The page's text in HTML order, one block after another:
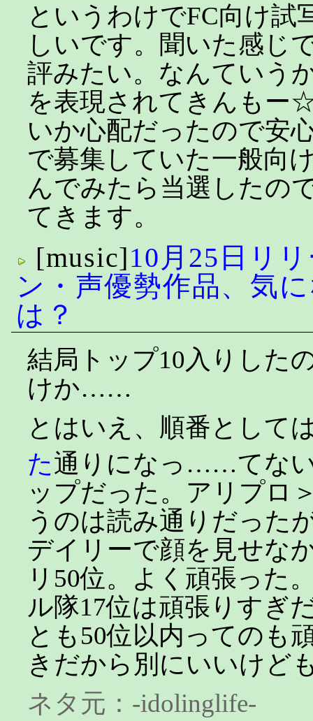
というわけでFC向け試
しいです。聞いた感じ
評みたい。なんていう
を表現されてきんもー
いか心配だったので安
で募集していた一般向
んでみたら当選したの
てきます。
[music]10月25日リ
ン・声優勢作品、気
は？
結局トップ10入りした
けか……
とはいえ、順番として
た通りになっ……てな
ップだった。アリプロ
うのは読み通りだった
デイリーで顔を見せな
リ50位。よく頑張った
ル隊17位は頑張りすぎ
とも50位以内ってのも
きだから別にいいけど
ネタ元： -idolinglife-